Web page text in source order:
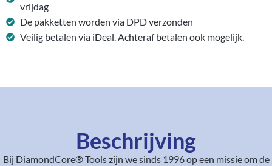
vrijdag
De pakketten worden via DPD verzonden
Veilig betalen via iDeal. Achteraf betalen ook mogelijk.
Beschrijving
Bij DiamondCore® Tools zijn we sinds 1996 op een missie om de